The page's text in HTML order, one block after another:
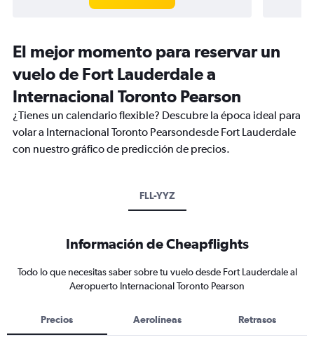
El mejor momento para reservar un
vuelo de Fort Lauderdale a
Internacional Toronto Pearson
¿Tienes un calendario flexible? Descubre la época ideal para
volar a Internacional Toronto Pearsondesde Fort Lauderdale
con nuestro gráfico de predicción de precios.
FLL-YYZ
Información de Cheapflights
Todo lo que necesitas saber sobre tu vuelo desde Fort Lauderdale al
Aeropuerto Internacional Toronto Pearson
Precios Aerolíneas Retrasos